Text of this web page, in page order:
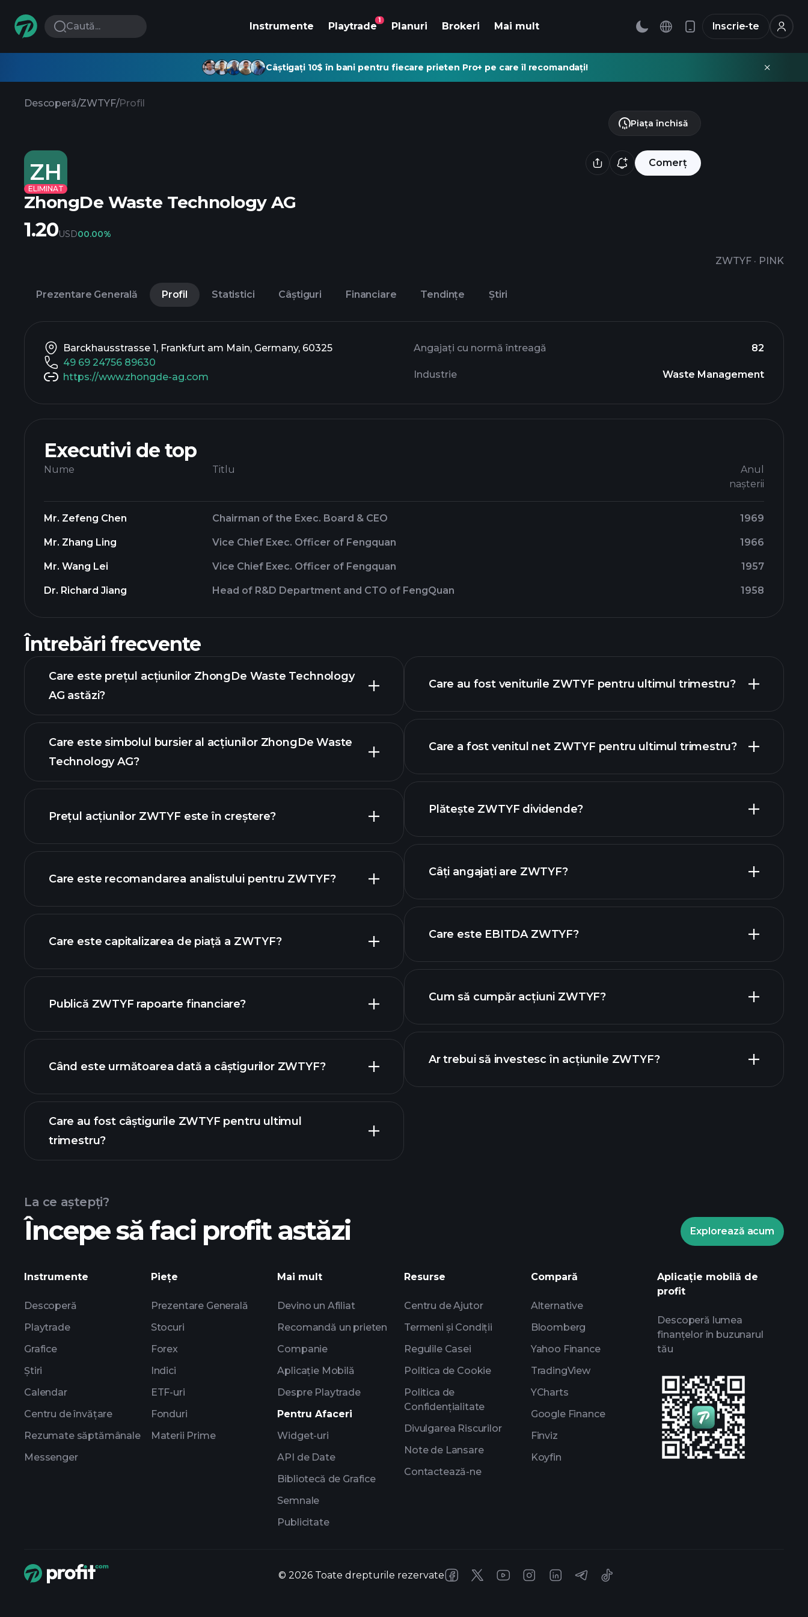
Caută... Instrumente Playtrade
1
Planuri Brokeri Mai mult Inscrie-te
Câștigați 10$ în bani pentru fiecare prieten Pro+ pe care îl recomandați!
Descoperă/ZWTYF/Profil
ZH
ELIMINAT
Comerț
ZhongDe Waste Technology AG
ZWTYF · PINK
Piața închisă
1.20USD00.00%
Prezentare Generală Profil Statistici Câștiguri Financiare Tendințe Știri
Barckhausstrasse 1, Frankfurt am Main, Germany, 60325
49 69 24756 89630
https://www.zhongde-ag.com
Angajați cu normă întreagă 82
Industrie Waste Management
Executivi de top
Nume Titlu
Anul
nașterii
Mr. Zefeng Chen Chairman of the Exec. Board & CEO 1969
Mr. Zhang Ling Vice Chief Exec. Officer of Fengquan 1966
Mr. Wang Lei Vice Chief Exec. Officer of Fengquan 1957
Dr. Richard Jiang Head of R&D Department and CTO of FengQuan 1958
Întrebări frecvente
Care este prețul acțiunilor ZhongDe Waste Technology
AG astăzi?
graficul avansat
Care este simbolul bursier al acțiunilor ZhongDe Waste
Technology AG?
Prețul acțiunilor ZWTYF este în creștere?
ZWTYF
Care este recomandarea analistului pentru ZWTYF?
Care este capitalizarea de piață a ZWTYF?
lista noastră de acțiuni
Publică ZWTYF rapoarte financiare?
finanțele ZWTYF
Când este următoarea dată a câștigurilor ZWTYF?
calendarului
de câștiguri
Care au fost câștigurile ZWTYF pentru ultimul
trimestru?
câștigurile ZWTYF
Care au fost veniturile ZWTYF pentru ultimul trimestru?
financiare ZWTYF
Care a fost venitul net ZWTYF pentru ultimul trimestru?
rapoartele financiare ZWTYF
Plătește ZWTYF dividende?
acțiuni cu dividende mari
Câți angajați are ZWTYF?
Care este EBITDA ZWTYF?
rapoartele financiare
Cum să cumpăr acțiuni ZWTYF?
Ar trebui să investesc în acțiunile ZWTYF?
informații zilnice de piață
ale experților
La ce aștepți?
Începe să faci profit astăzi Explorează acum
Instrumente
Descoperă
Playtrade
Grafice
Știri
Calendar
Centru de învățare
Rezumate săptămânale
Messenger
Piețe
Prezentare Generală
Stocuri
Forex
Indici
ETF-uri
Fonduri
Materii Prime
Mai mult
Devino un Afiliat
Recomandă un prieten
Companie
Aplicație Mobilă
Despre Playtrade
Pentru Afaceri
Widget-uri
API de Date
Bibliotecă de Grafice
Semnale
Publicitate
Resurse
Centru de Ajutor
Termeni și Condiții
Regulile Casei
Politica de Cookie
Politica de
Confidențialitate
Divulgarea Riscurilor
Note de Lansare
Contactează-ne
Compară
Alternative
Bloomberg
Yahoo Finance
TradingView
YCharts
Google Finance
Finviz
Koyfin
Aplicație mobilă de
profit
Descoperă lumea
finanțelor în buzunarul
tău
© 2026 Toate drepturile rezervate